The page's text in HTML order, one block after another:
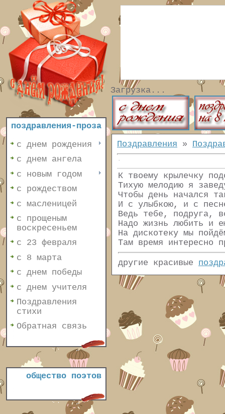
поздравления-проза
с днем рождения
с днем ангела
с новым годом
с рождеством
с масленицей
с прощеным
воскресеньем
с 23 февраля
с 8 марта
с днем победы
с днем учителя
Поздравления
стихи
Обратная связь
общество поэтов
Загрузка...
Поздравления »
К твоему крылечку
Тихую мелодию я
Чтобы день начался
И с улыбкою, и с
Ведь тебе, подруга,
Надо жизнь любить и
На дискотеку мы
Там время интересно
другие красивые